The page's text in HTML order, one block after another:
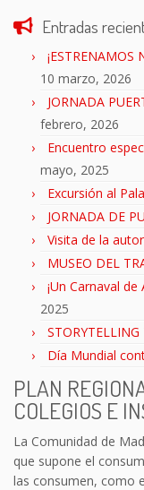
Entradas
¡ESTRENAMOS
10 marzo, 2026
JORNADA
febrero, 2026
Encuentro
mayo, 2025
Excursión al
JORNADA DE
Visita de la
MUSEO DEL
¡Un Carnaval
2025
STORYTELLING
Día Mundial
PLAN
COLEGIOS E
La Comunidad de
que supone el
las consumen, como